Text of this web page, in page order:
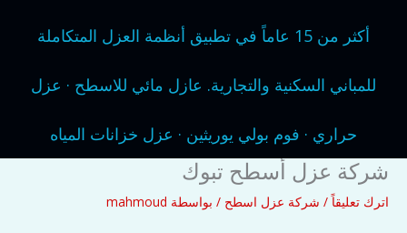
أكثر من 15 عاماً في تطبيق أنظمة العزل المتكاملة
للمباني السكنية والتجارية. عازل مائي للاسطح · عزل
حراري · فوم بولي يوريثين · عزل خزانات المياه
شركة عزل أسطح تبوك
اترك تعليقاً / شركة عزل اسطح / بواسطة mahmoud